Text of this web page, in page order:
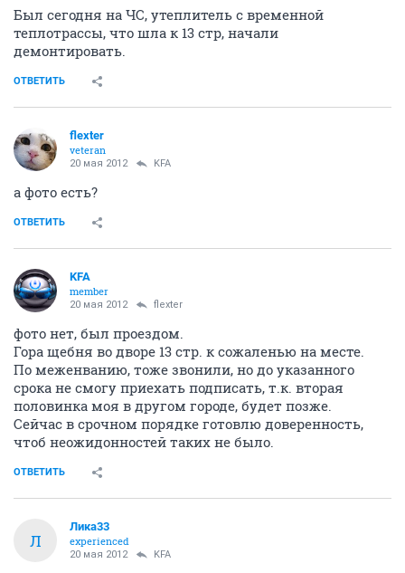
Был сегодня на ЧС, утеплитель с временной
теплотрассы, что шла к 13 стр, начали
демонтировать.
ОТВЕТИТЬ
flexter
veteran
20 мая 2012 KFA
а фото есть?
ОТВЕТИТЬ
KFA
member
20 мая 2012 flexter
фото нет, был проездом.
Гора щебня во дворе 13 стр. к сожаленью на месте.
По меженванию, тоже звонили, но до указанного
срока не смогу приехать подписать, т.к. вторая
половинка моя в другом городе, будет позже.
Сейчас в срочном порядке готовлю доверенность,
чтоб неожидонностей таких не было.
ОТВЕТИТЬ
Л
Лика33
experienced
20 мая 2012 KFA